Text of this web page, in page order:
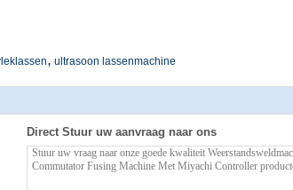
, ultrasoon lassenmachine
Direct Stuur uw aanvraag naar ons